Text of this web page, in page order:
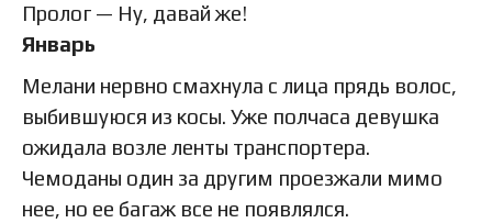
Пролог — Ну, давай же!
Январь
Мелани нервно смахнула с лица прядь волос,
выбившуюся из косы. Уже полчаса девушка
ожидала возле ленты транспортера.
Чемоданы один за другим проезжали мимо
нее, но ее багаж все не появлялся.